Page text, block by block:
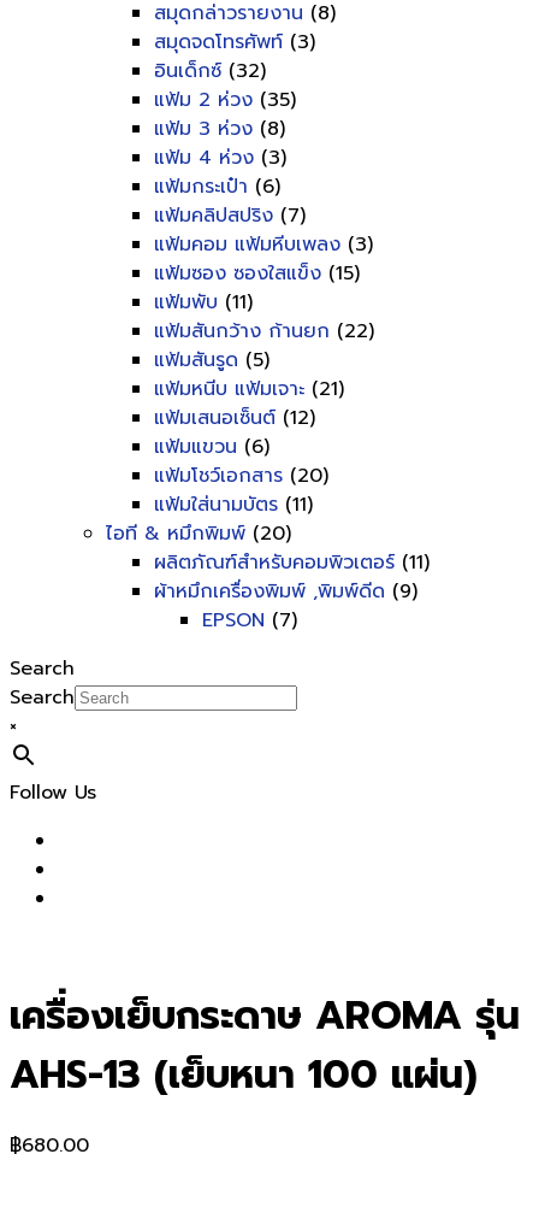
สมุดกล่าวรายงาน (8)
สมุดจดโทรศัพท์ (3)
อินเด็กซ์ (32)
แฟ้ม 2 ห่วง (35)
แฟ้ม 3 ห่วง (8)
แฟ้ม 4 ห่วง (3)
แฟ้มกระเป๋า (6)
แฟ้มคลิปสปริง (7)
แฟ้มคอม แฟ้มหีบเพลง (3)
แฟ้มซอง ซองใสแข็ง (15)
แฟ้มพับ (11)
แฟ้มสันกว้าง ก้านยก (22)
แฟ้มสันรูด (5)
แฟ้มหนีบ แฟ้มเจาะ (21)
แฟ้มเสนอเซ็นต์ (12)
แฟ้มแขวน (6)
แฟ้มโชว์เอกสาร (20)
แฟ้มใส่นามบัตร (11)
ไอที & หมึกพิมพ์ (20)
ผลิตภัณฑ์สำหรับคอมพิวเตอร์ (11)
ผ้าหมึกเครื่องพิมพ์ ,พิมพ์ดีด (9)
EPSON (7)
Search
Search
×
Follow Us
เครื่องเย็บกระดาษ AROMA รุ่น
AHS-13 (เย็บหนา 100 แผ่น)
฿680.00